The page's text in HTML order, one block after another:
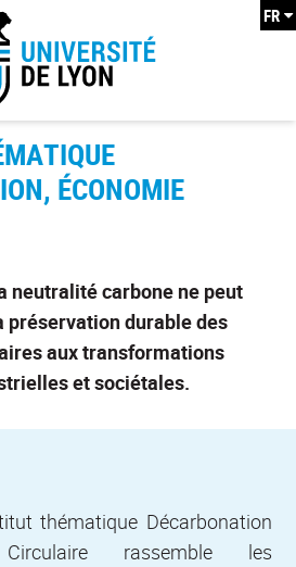
FR
ÉCONOMIE
neutralité carbone ne peut
préservation durable des
aux transformations
et sociétales.
thématique Décarbonation
rassemble les